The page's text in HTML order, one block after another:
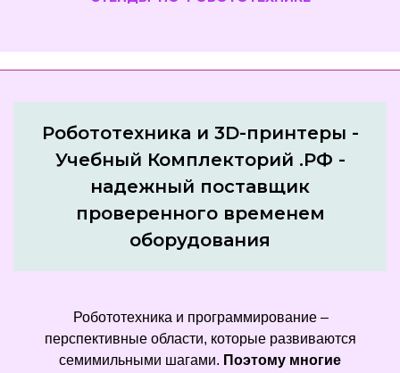
Робототехника и 3D-принтеры -
Учебный Комплекторий .РФ -
надежный поставщик
проверенного временем
оборудования
Робототехника и программирование –
перспективные области, которые развиваются
семимильными шагами. Поэтому многие